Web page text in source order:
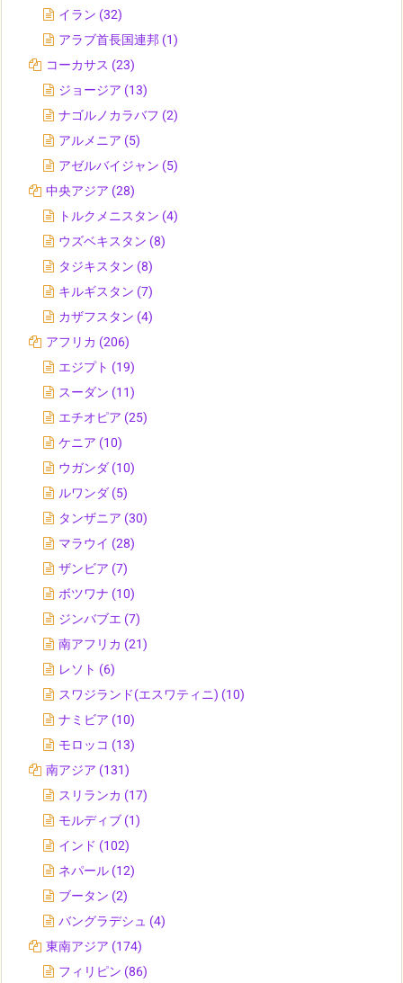
イラン (32)
アラブ首長国連邦 (1)
コーカサス (23)
ジョージア (13)
ナゴルノカラバフ (2)
アルメニア (5)
アゼルバイジャン (5)
中央アジア (28)
トルクメニスタン (4)
ウズベキスタン (8)
タジキスタン (8)
キルギスタン (7)
カザフスタン (4)
アフリカ (206)
エジプト (19)
スーダン (11)
エチオピア (25)
ケニア (10)
ウガンダ (10)
ルワンダ (5)
タンザニア (30)
マラウイ (28)
ザンビア (7)
ボツワナ (10)
ジンバブエ (7)
南アフリカ (21)
レソト (6)
スワジランド(エスワティニ) (10)
ナミビア (10)
モロッコ (13)
南アジア (131)
スリランカ (17)
モルディブ (1)
インド (102)
ネパール (12)
ブータン (2)
バングラデシュ (4)
東南アジア (174)
フィリピン (86)